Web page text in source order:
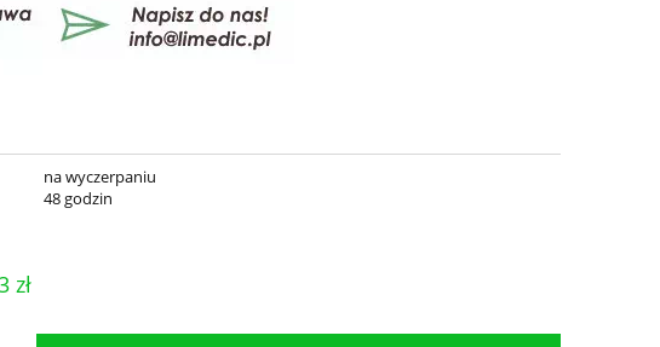
na wyczerpaniu
48 godzin
zł